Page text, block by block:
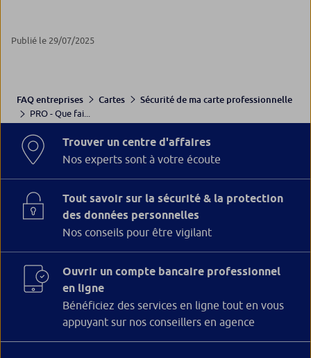
Publié le 29/07/2025
FAQ entreprises Cartes
Sécurité de ma carte professionnelle
PRO - Que fai...
Trouver un centre d'affaires
Nos experts sont à votre écoute
Tout savoir sur la sécurité & la protection
des données personnelles
Nos conseils pour être vigilant
Ouvrir un compte bancaire professionnel
en ligne
Bénéficiez des services en ligne tout en vous
appuyant sur nos conseillers en agence